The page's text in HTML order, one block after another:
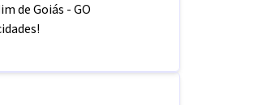
de Goiás -GO